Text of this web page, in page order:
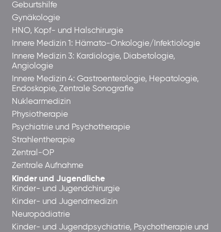
Geburtshilfe
Gynäkologie
HNO, Kopf- und Halschirurgie
Innere Medizin 1: Hämato-Onkologie/Infektiologie
Innere Medizin 3: Kardiologie, Diabetologie,
Angiologie
Innere Medizin 4: Gastroenterologie, Hepatologie,
Endoskopie, Zentrale Sonografie
Nuklearmedizin
Physiotherapie
Psychiatrie und Psychotherapie
Strahlentherapie
Zentral-OP
Zentrale Aufnahme
Kinder und Jugendliche
Kinder- und Jugendchirurgie
Kinder- und Jugendmedizin
Neuropädiatrie
Kinder- und Jugendpsychiatrie, Psychotherapie und